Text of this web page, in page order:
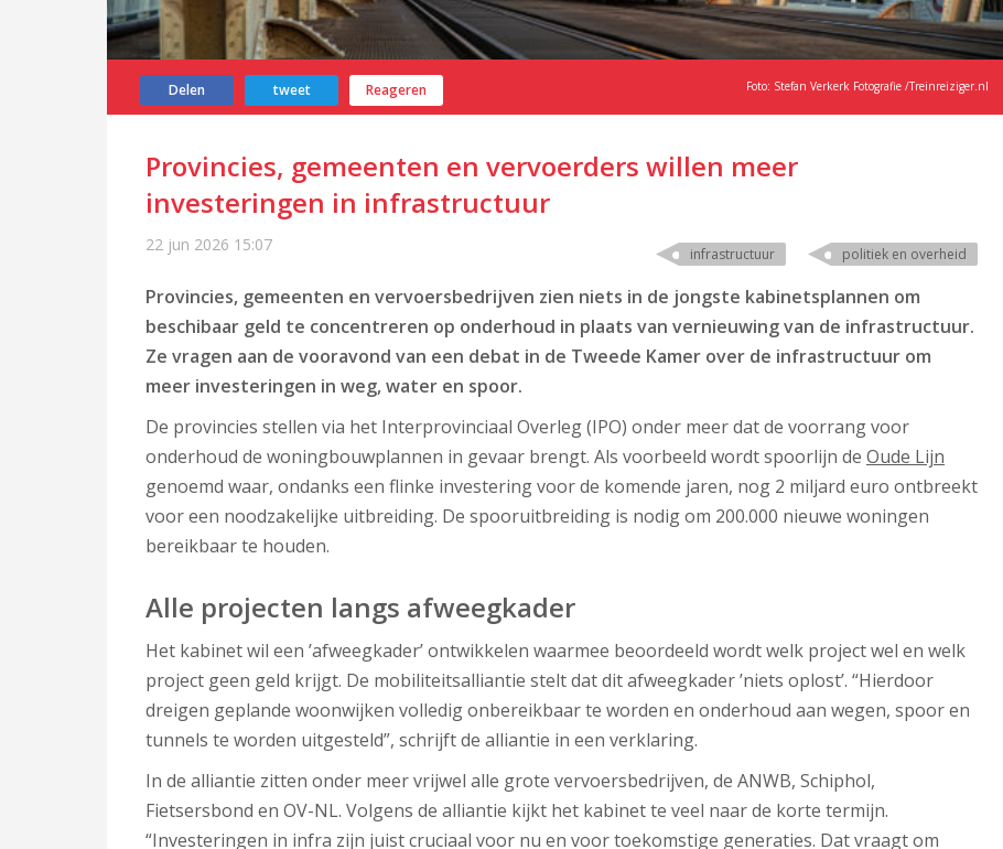
Delen tweet Reageren Foto: Stefan Verkerk Fotografie /Treinreiziger.nl
Provincies, gemeenten en vervoerders willen meer
investeringen in infrastructuur
22 jun 2026 15:07 infrastructuur politiek en overheid
Provincies, gemeenten en vervoersbedrijven zien niets in de jongste kabinetsplannen om
beschibaar geld te concentreren op onderhoud in plaats van vernieuwing van de infrastructuur.
Ze vragen aan de vooravond van een debat in de Tweede Kamer over de infrastructuur om
meer investeringen in weg, water en spoor.
De provincies stellen via het Interprovinciaal Overleg (IPO) onder meer dat de voorrang voor
onderhoud de woningbouwplannen in gevaar brengt. Als voorbeeld wordt spoorlijn de Oude Lijn
genoemd waar, ondanks een flinke investering voor de komende jaren, nog 2 miljard euro ontbreekt
voor een noodzakelijke uitbreiding. De spooruitbreiding is nodig om 200.000 nieuwe woningen
bereikbaar te houden.
Alle projecten langs afweegkader
Het kabinet wil een ’afweegkader’ ontwikkelen waarmee beoordeeld wordt welk project wel en welk
project geen geld krijgt. De mobiliteitsalliantie stelt dat dit afweegkader ’niets oplost’. “Hierdoor
dreigen geplande woonwijken volledig onbereikbaar te worden en onderhoud aan wegen, spoor en
tunnels te worden uitgesteld”, schrijft de alliantie in een verklaring.
In de alliantie zitten onder meer vrijwel alle grote vervoersbedrijven, de ANWB, Schiphol,
Fietsersbond en OV-NL. Volgens de alliantie kijkt het kabinet te veel naar de korte termijn.
“Investeringen in infra zijn juist cruciaal voor nu en voor toekomstige generaties. Dat vraagt om